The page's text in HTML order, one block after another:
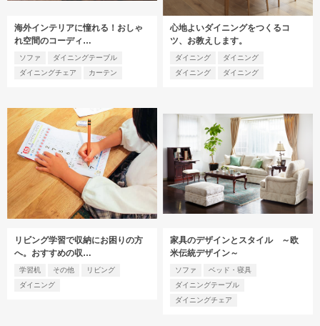
海外インテリアに憧れる！おしゃ
れ空間のコーディ…
ソファ
ダイニングテーブル
ダイニングチェア
カーテン
心地よいダイニングをつくるコ
ツ、お教えします。
ダイニング
ダイニング
ダイニング
ダイニング
リビング学習で収納にお困りの方
へ。おすすめの収…
学習机 その他
リビング
ダイニング
家具のデザインとスタイル ～欧
米伝統デザイン～
ソファ
ベッド・寝具
ダイニングテーブル
ダイニングチェア